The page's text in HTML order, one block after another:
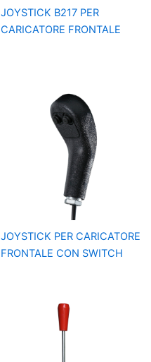
JOYSTICK B217 PER
CARICATORE FRONTALE
JOYSTICK PER CARICATORE
FRONTALE CON SWITCH